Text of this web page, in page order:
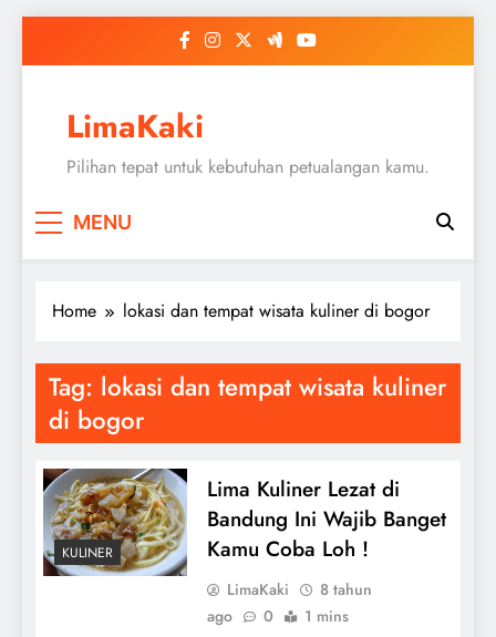
LimaKaki
Pilihan tepat untuk kebutuhan petualangan kamu.
MENU
Home lokasi dan tempat wisata kuliner di bogor
Tag: lokasi dan tempat wisata kuliner
di bogor
KULINER
Lima Kuliner Lezat di
Bandung Ini Wajib Banget
Kamu Coba Loh !
LimaKaki
8 tahun
ago
0 1 mins